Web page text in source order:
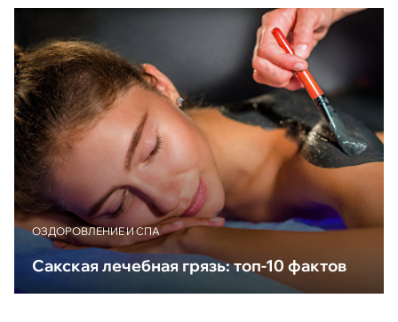
ОЗДОРОВЛЕНИЕ И СПА
Сакская лечебная грязь: топ-10 фактов